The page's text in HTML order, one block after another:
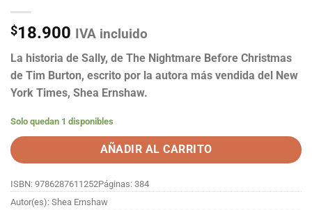
$18.900 IVA incluido
La historia de Sally, de The Nightmare Before Christmas
de Tim Burton, escrito por la autora más vendida del New
York Times, Shea Ernshaw.
Solo quedan 1 disponibles
AÑADIR AL CARRITO
ISBN: 9786287611252Páginas: 384
Autor(es): Shea Ernshaw